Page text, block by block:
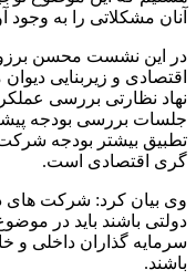
آنان مشکلاتی را به وجود
در این نشست محسن
اقتصادی و زیربنایی
نهاد نظارتی بررسی
جلسات بررسی بودجه
تطبیق بیشتر بودجه
گری اقتصادی است.
وی بیان کرد: شرکت های
دولتی باشند باید در
سرمایه گذاران داخلی و
باشند.